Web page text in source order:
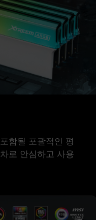
함될 포괄적인 평
로 안심하고 사용